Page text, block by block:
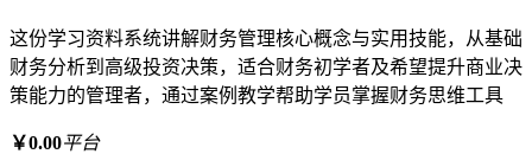
这份学习资料系统讲解财务管理核心概念与实用技能，从基础
财务分析到高级投资决策，适合财务初学者及希望提升商业决
策能力的管理者，通过案例教学帮助学员掌握财务思维工具
￥0.00平台